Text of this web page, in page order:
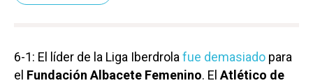
6-1: El líder de la Liga Iberdrola fue demasiado para
el Fundación Albacete Femenino. El Atlético de